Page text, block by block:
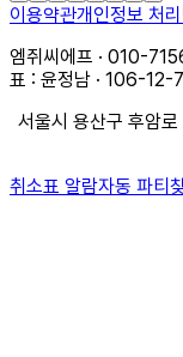
이용약관개인정보 처
엠쥐씨에프 · 010-
표 : 윤정남 · 106-12-
서울시 용산구 후암
취소표 알람자동 파티